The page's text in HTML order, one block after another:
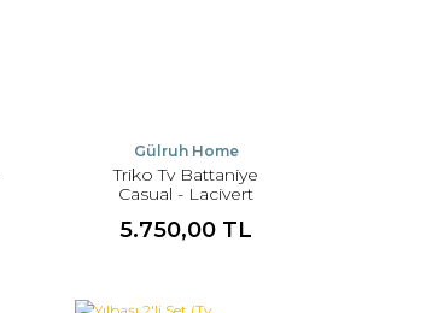
Gülruh Home
Triko Tv Battaniye
Casual - Lacivert
5.750,00 TL